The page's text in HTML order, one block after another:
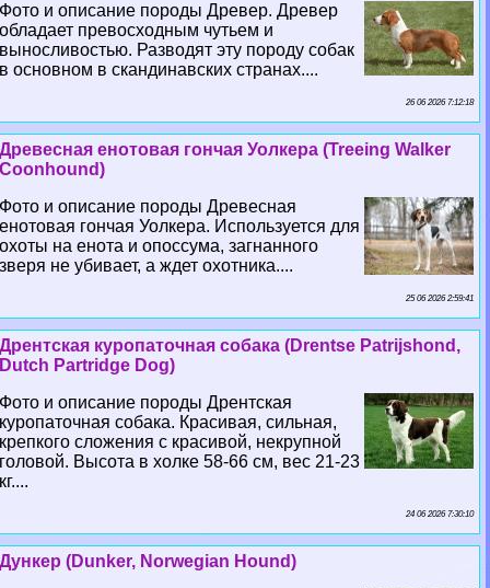
Фото и описание породы Древер. Древер
обладает превосходным чутьем и
выносливостью. Разводят эту породу собак
в основном в скандинавских странах....
26 06 2026 7:12:18
Древесная енотовая гончая Уолкера (Treeing Walker
Coonhound)
Фото и описание породы Древесная
енотовая гончая Уолкера. Используется для
охоты на енота и опоссума, загнанного
зверя не убивает, а ждет охотника....
25 06 2026 2:59:41
Дрентская куропаточная собака (Drentse Patrijshond,
Dutch Partridge Dog)
Фото и описание породы Дрентская
куропаточная собака. Красивая, сильная,
крепкого сложения с красивой, некрупной
головой. Высота в холке 58-66 см, вес 21-23
кг....
24 06 2026 7:30:10
Дункер (Dunker, Norwegian Hound)